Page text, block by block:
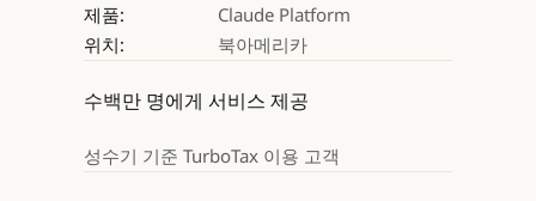
제품:
Claude Platform
위치:
북아메리카
수백만 명에게 서비스 제공
성수기 기준 TurboTax 이용 고객